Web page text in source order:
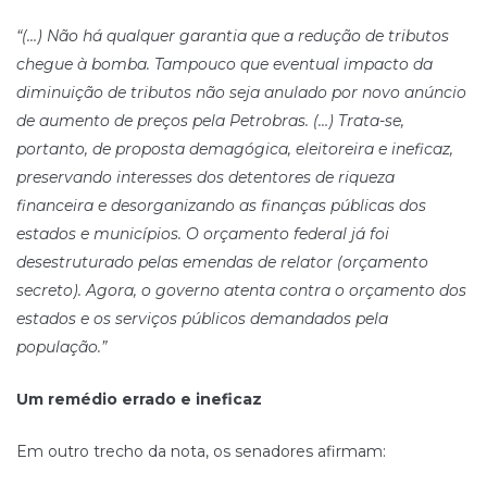
“(…) Não há qualquer garantia que a redução de tributos
chegue à bomba. Tampouco que eventual impacto da
diminuição de tributos não seja anulado por novo anúncio
de aumento de preços pela Petrobras. (…) Trata-se,
portanto, de proposta demagógica, eleitoreira e ineficaz,
preservando interesses dos detentores de riqueza
financeira e desorganizando as finanças públicas dos
estados e municípios. O orçamento federal já foi
desestruturado pelas emendas de relator (orçamento
secreto). Agora, o governo atenta contra o orçamento dos
estados e os serviços públicos demandados pela
população.”
Um remédio errado e ineficaz
Em outro trecho da nota, os senadores afirmam: